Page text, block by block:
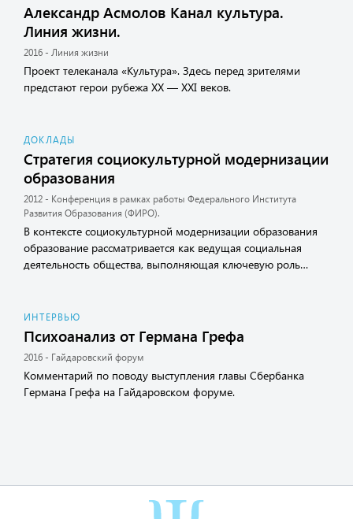
Александр Асмолов Канал культура.
Линия жизни.
Проект телеканала «Культура». Здесь перед зрителями
предстают герои рубежа XX — XXI веков.
2016 - Линия жизни
ДОКЛАДЫ
Стратегия социокультурной модернизации
образования
В контексте социокультурной модернизации образования
образование рассматривается как ведущая социальная
деятельность общества, выполняющая ключевую роль…
2012 - Конференция в рамках работы Федерального Института
Развития Образования (ФИРО).
ИНТЕРВЬЮ
Психоанализ от Германа Грефа
Комментарий по поводу выступления главы Сбербанка
Германа Грефа на Гайдаровском форуме.
2016 - Гайдаровский форум